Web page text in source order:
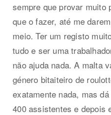
sempre que provar muito
que o fazer, até me
meio. Ter um registo
tudo e ser uma
não ajuda nada. A malta
género bitaiteiro de
exatamente nada, mas
400 assistentes e depois